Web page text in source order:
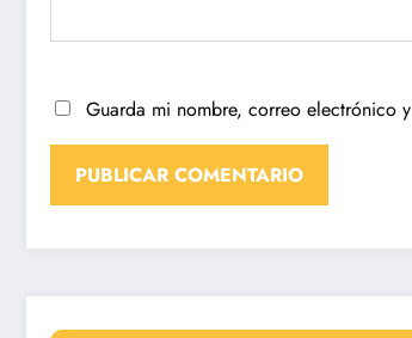
Guarda mi nombre, correo electrónico